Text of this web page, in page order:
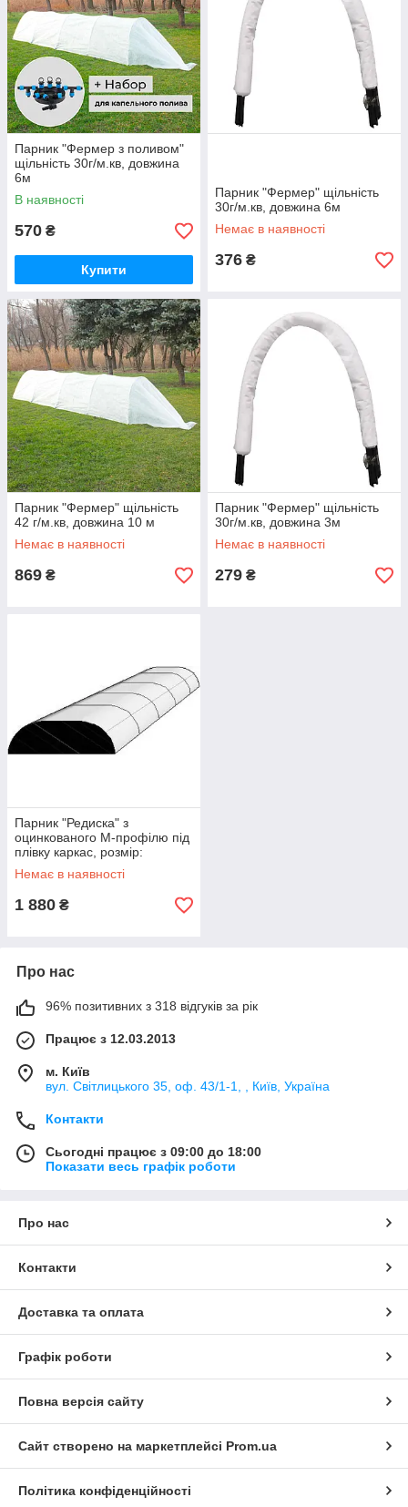
Парник "Фермер з поливом"
щільність 30г/м.кв, довжина
6м
В наявності
570 ₴
Купити
Парник "Фермер" щільність
30г/м.кв, довжина 6м
Немає в наявності
376 ₴
Парник "Фермер" щільність
42 г/м.кв, довжина 10 м
Немає в наявності
869 ₴
Парник "Фермер" щільність
30г/м.кв, довжина 3м
Немає в наявності
279 ₴
Парник "Редиска" з
оцинкованого М-профілю під
плівку каркас, розмір:
1.9х3.9х0.3 м + плівка
Немає в наявності
1 880 ₴
Про нас
96% позитивних з 318 відгуків за рік
Працює з 12.03.2013
м. Київ
вул. Світлицького 35, оф. 43/1-1, , Київ, Україна
Контакти
Сьогодні працює з 09:00 до 18:00
Показати весь графік роботи
Про нас
Контакти
Доставка та оплата
Графік роботи
Повна версія сайту
Сайт створено на маркетплейсі Prom.ua
Політика конфіденційності